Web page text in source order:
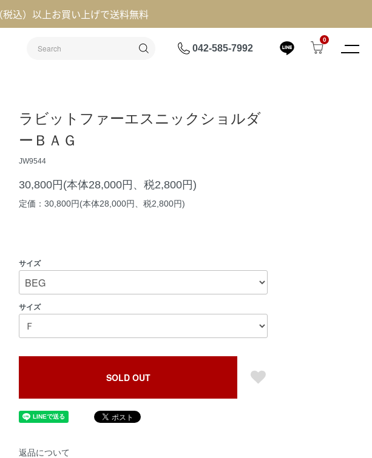
込）以上お買い上げで送料無料
042-585-7992
0
ラビットファーエスニックショルダ
ーＢＡＧ
JW9544
30,800円(本体28,000円、税2,800円)
定価：30,800円(本体28,000円、税2,800円)
サイズ
サイズ
SOLD OUT
返品について